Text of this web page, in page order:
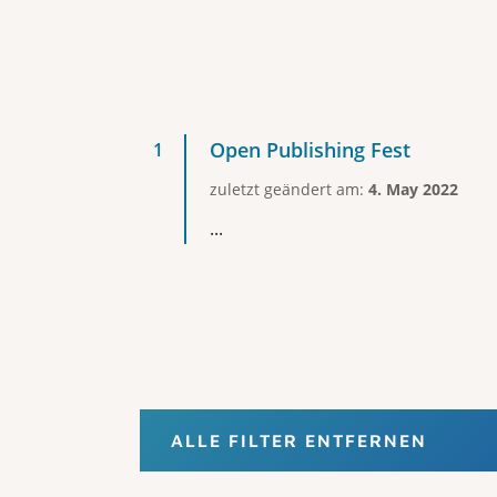
Open Publishing Fest
zuletzt geändert am: 4. May 2022
...
ALLE FILTER ENTFERNEN